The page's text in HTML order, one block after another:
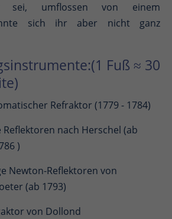
sei, umflossen von einem
sich ihr aber nicht ganz
Fuß ≈ 30
Refraktor (1779 - 1784)
nach Herschel (ab
)
Newton-Reflektoren von
(ab 1793)
von Dollond